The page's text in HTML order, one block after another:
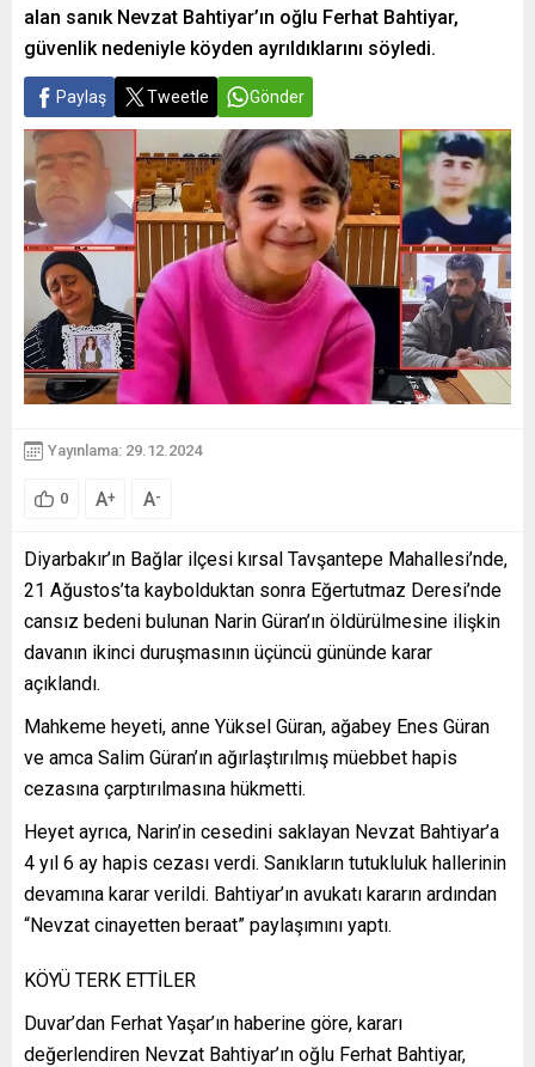
alan sanık Nevzat Bahtiyar’ın oğlu Ferhat Bahtiyar,
güvenlik nedeniyle köyden ayrıldıklarını söyledi.
Paylaş Tweetle Gönder
Yayınlama: 29.12.2024
0 A+ A-
Diyarbakır’ın Bağlar ilçesi kırsal Tavşantepe Mahallesi’nde,
21 Ağustos’ta kaybolduktan sonra Eğertutmaz Deresi’nde
cansız bedeni bulunan Narin Güran’ın öldürülmesine ilişkin
davanın ikinci duruşmasının üçüncü gününde karar
açıklandı.
Mahkeme heyeti, anne Yüksel Güran, ağabey Enes Güran
ve amca Salim Güran’ın ağırlaştırılmış müebbet hapis
cezasına çarptırılmasına hükmetti.
Heyet ayrıca, Narin’in cesedini saklayan Nevzat Bahtiyar’a
4 yıl 6 ay hapis cezası verdi. Sanıkların tutukluluk hallerinin
devamına karar verildi. Bahtiyar’ın avukatı kararın ardından
“Nevzat cinayetten beraat” paylaşımını yaptı.
KÖYÜ TERK ETTİLER
Duvar’dan Ferhat Yaşar’ın haberine göre, kararı
değerlendiren Nevzat Bahtiyar’ın oğlu Ferhat Bahtiyar,